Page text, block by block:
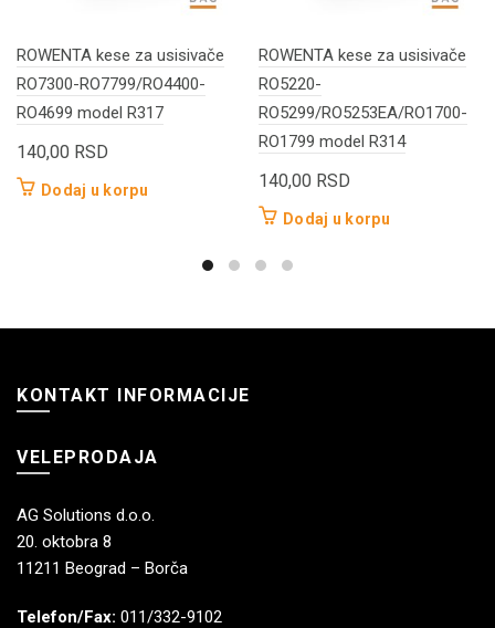
ROWENTA kese za usisivače
RO7300-RO7799/RO4400-
RO4699 model R317
140,00 RSD
Dodaj u korpu
ROWENTA kese za usisivače
RO5220-
RO5299/RO5253EA/RO1700-
RO1799 model R314
140,00 RSD
Dodaj u korpu
KONTAKT INFORMACIJE
VELEPRODAJA
AG Solutions d.o.o.
20. oktobra 8
11211 Beograd – Borča
Telefon/Fax: 011/332-9102